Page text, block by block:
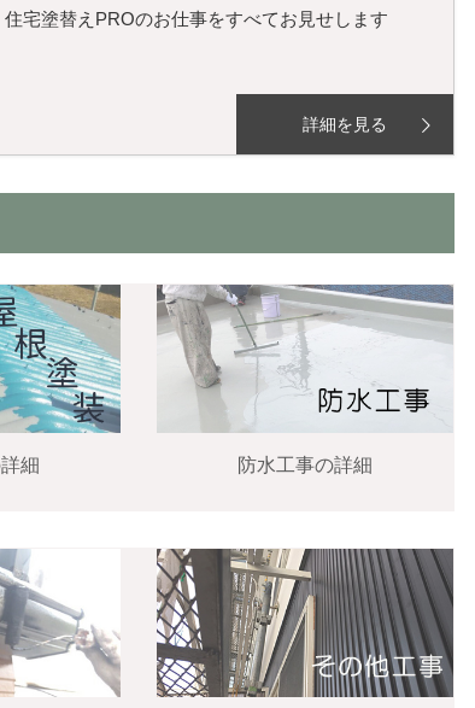
住宅塗替えPROのお仕事をすべてお見せします
詳細を見る
細 防水工事の詳細